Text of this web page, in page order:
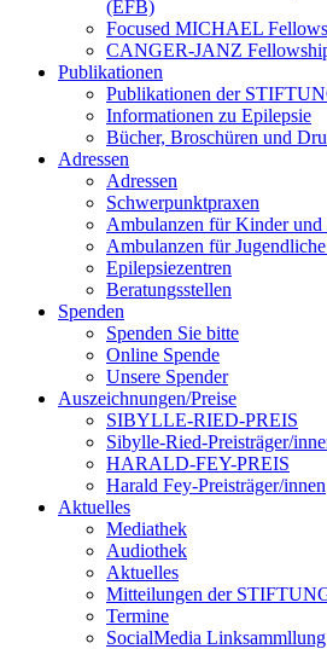
(EFB)
Focused MICHAEL
CANGER-JANZ
Publikationen
Publikationen der
Informationen zu Epilepsie
Bücher, Broschüren und
Adressen
Adressen
Schwerpunktpraxen
Ambulanzen für Kinder und
Ambulanzen für
Epilepsiezentren
Beratungsstellen
Spenden
Spenden Sie bitte
Online Spende
Unsere Spender
Auszeichnungen/Preise
SIBYLLE-RIED-PREIS
Sibylle-Ried-Preisträger/
HARALD-FEY-PREIS
Harald Fey-Preisträger/innen
Aktuelles
Mediathek
Audiothek
Aktuelles
Mitteilungen der
Termine
SocialMedia Linksammllung